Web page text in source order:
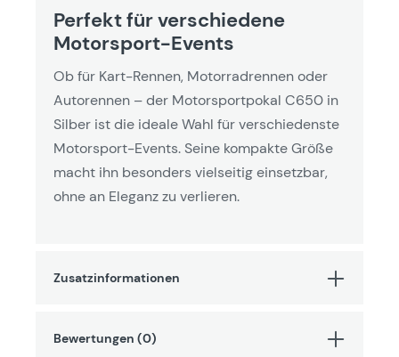
Perfekt für verschiedene
Motorsport-Events
Ob für Kart-Rennen, Motorradrennen oder
Autorennen – der Motorsportpokal C650 in
Silber ist die ideale Wahl für verschiedenste
Motorsport-Events. Seine kompakte Größe
macht ihn besonders vielseitig einsetzbar,
ohne an Eleganz zu verlieren.
Zusatzinformationen
Bewertungen (0)